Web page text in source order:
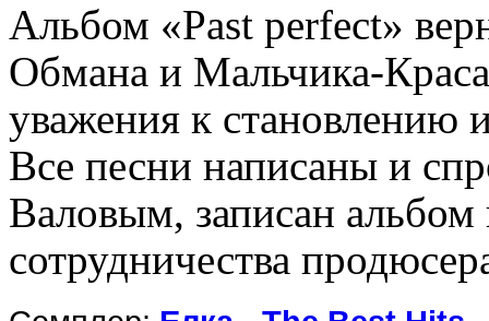
Альбом «Past perfect»
Обмана и Мальчика-
уважения к становлению
Все песни написаны и
Валовым, записан альбом
сотрудничества